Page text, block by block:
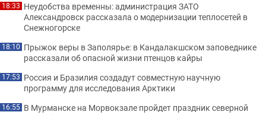
18:33 Неудобства временны: администрация ЗАТО
Александровск рассказала о модернизации теплосетей в
Снежногорске
18:10 Прыжок веры в Заполярье: в Кандалакшском заповеднике
рассказали об опасной жизни птенцов кайры
17:53 Россия и Бразилия создадут совместную научную
программу для исследования Арктики
16:55 В Мурманске на Морвокзале пройдет праздник северной